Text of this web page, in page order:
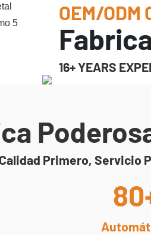
OEM/ODM
16+ YEARS
Primero, Servicio